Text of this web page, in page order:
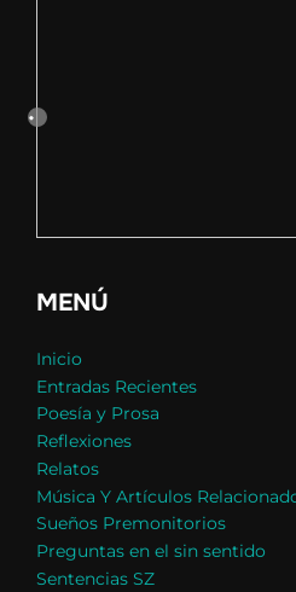
MENÚ
Inicio
Entradas Recientes
Poesía y Prosa
Reflexiones
Relatos
Música Y Artículos
Sueños Premonitorios
Preguntas en el sin sentido
Sentencias SZ